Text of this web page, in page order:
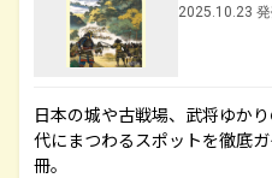
2025.10.23
日本の城や古戦場、武将ゆか
代にまつわるスポットを徹底
冊。